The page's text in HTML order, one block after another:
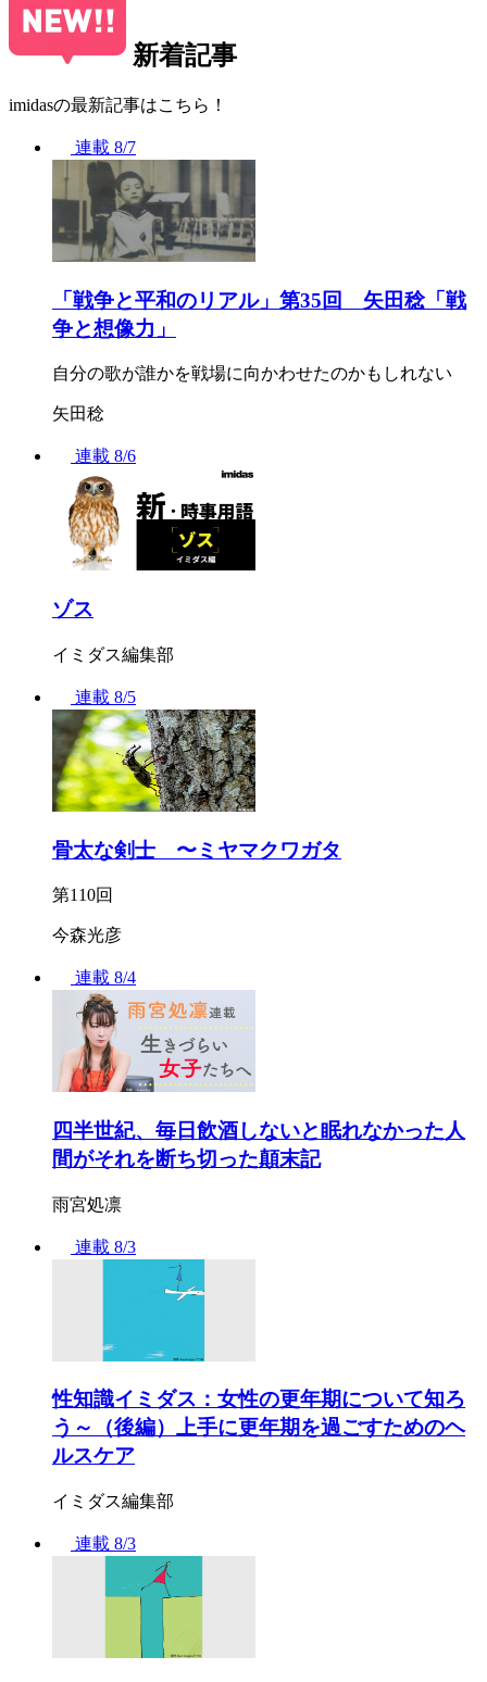
新着記事
imidasの最新記事はこちら！
連載 8/7
「戦争と平和のリアル」第35回 矢田稔「戦
争と想像力」
自分の歌が誰かを戦場に向かわせたのかもしれない
矢田稔
連載 8/6
ゾス
イミダス編集部
連載 8/5
骨太な剣士 〜ミヤマクワガタ
第110回
今森光彦
連載 8/4
四半世紀、毎日飲酒しないと眠れなかった人
間がそれを断ち切った顛末記
雨宮処凛
連載 8/3
性知識イミダス：女性の更年期について知ろ
う～（後編）上手に更年期を過ごすためのヘ
ルスケア
イミダス編集部
連載 8/3